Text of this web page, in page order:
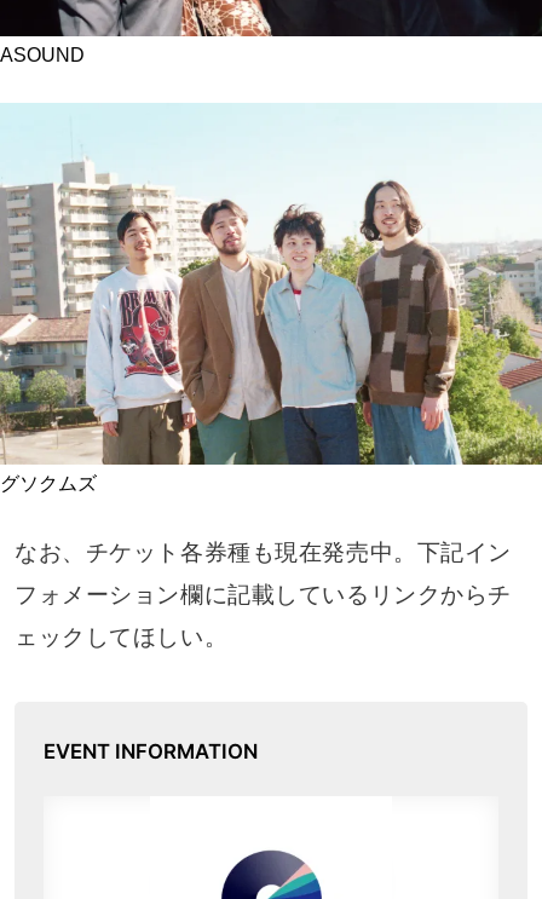
ASOUND
グソクムズ
なお、チケット各券種も現在発売中。下記イン
フォメーション欄に記載しているリンクからチ
ェックしてほしい。
EVENT INFORMATION